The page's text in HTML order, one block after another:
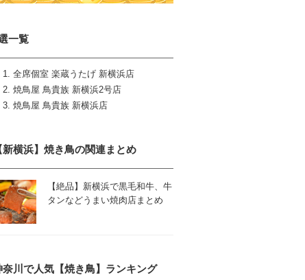
一覧
全席個室 楽蔵うたげ 新横浜店
焼鳥屋 鳥貴族 新横浜2号店
焼鳥屋 鳥貴族 新横浜店
新横浜】焼き鳥の関連まとめ
【絶品】新横浜で黒毛和牛、牛
タンなどうまい焼肉店まとめ
奈川で人気【焼き鳥】ランキング